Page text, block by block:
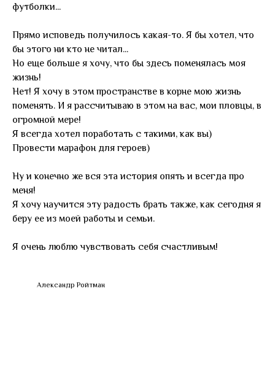
футболки...
Прямо исповедь получилось какая-то. Я бы хотел, что
бы этого ни кто не читал...
Но еще больше я хочу, что бы здесь поменялась моя
жизнь!
Нет! Я хочу в этом пространстве в корне мою жизнь
поменять. И я рассчитываю в этом на вас, мои пловцы, в
огромной мере!
Я всегда хотел поработать с такими, как вы)
Провести марафон для героев)
Ну и конечно же вся эта история опять и всегда про
меня!
Я хочу научится эту радость брать также, как сегодня я
беру ее из моей работы и семьи.
Я очень люблю чувствовать себя счастливым!
Александр Ройтман